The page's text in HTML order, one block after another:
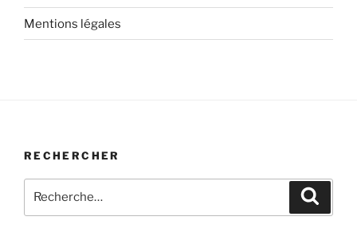
Mentions légales
RECHERCHER
pour